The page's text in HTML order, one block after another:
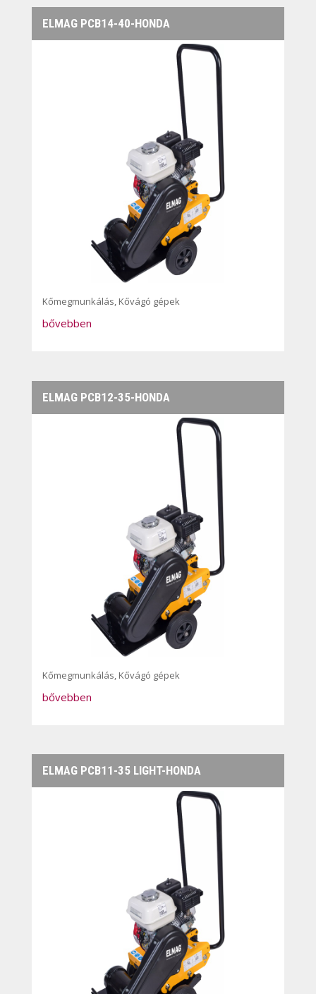
ELMAG PCB14-40-HONDA
Kőmegmunkálás, Kővágó gépek
bővebben
ELMAG PCB12-35-HONDA
Kőmegmunkálás, Kővágó gépek
bővebben
ELMAG PCB11-35 LIGHT-HONDA